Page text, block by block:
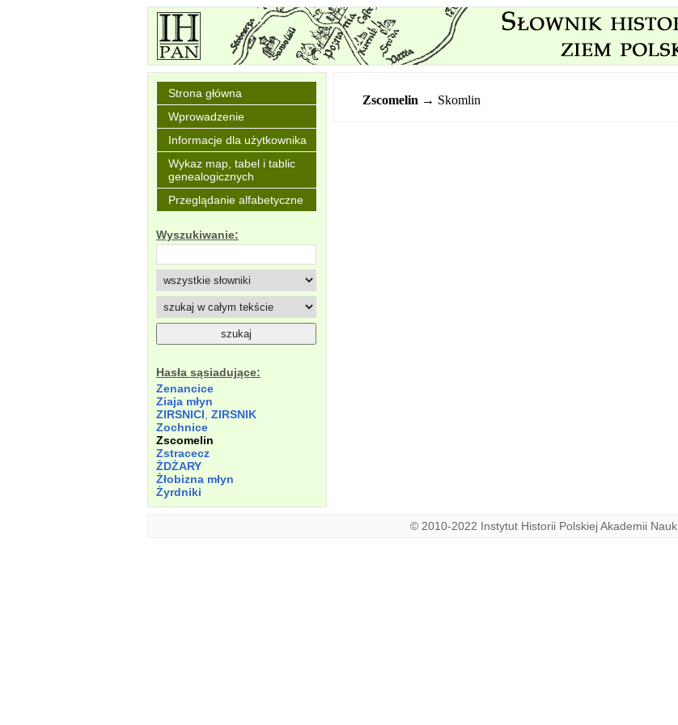
Strona główna
Wprowadzenie
Informacje dla użytkownika
Wykaz map, tabel i tablic
genealogicznych
Przeglądanie alfabetyczne
Wyszukiwanie:
Hasła sąsiadujące:
Zenancice
Ziaja młyn
ZIRSNICI ZIRSNIK
Zochnice
Zscomelin
Zstracecz
ŻDŻARY
Żłobizna młyn
Żyrdniki
Zscomelin → Skomlin
© 2010-2022 Instytut Historii Polskiej Akademii Nauk